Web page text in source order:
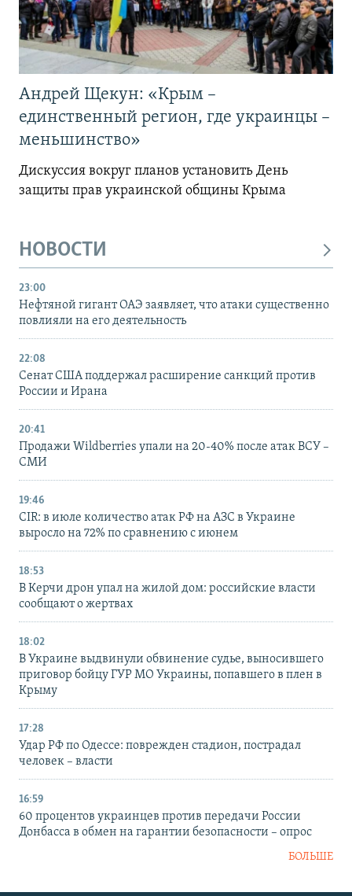
Андрей Щекун: «Крым –
единственный регион, где украинцы –
меньшинство»
Дискуссия вокруг планов установить День
защиты прав украинской общины Крыма
НОВОСТИ
23:00
Нефтяной гигант ОАЭ заявляет, что атаки существенно
повлияли на его деятельность
22:08
Сенат США поддержал расширение санкций против
России и Ирана
20:41
Продажи Wildberries упали на 20-40% после атак ВСУ –
СМИ
19:46
CIR: в июле количество атак РФ на АЗС в Украине
выросло на 72% по сравнению с июнем
18:53
В Керчи дрон упал на жилой дом: российские власти
сообщают о жертвах
18:02
В Украине выдвинули обвинение судье, выносившего
приговор бойцу ГУР МО Украины, попавшего в плен в
Крыму
17:28
Удар РФ по Одессе: поврежден стадион, пострадал
человек – власти
16:59
60 процентов украинцев против передачи России
Донбасса в обмен на гарантии безопасности – опрос
БОЛЬШЕ